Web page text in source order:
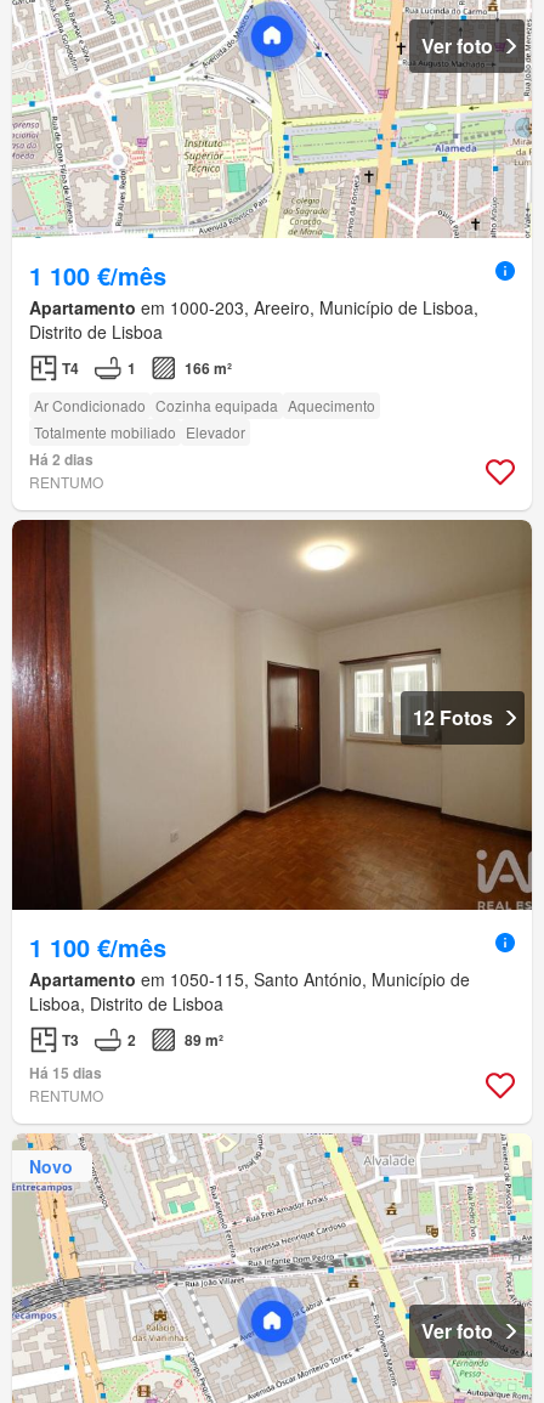
Ver foto
1 100 €/mês
Apartamento em 1000-203, Areeiro, Município de Lisboa,
Distrito de Lisboa
T4 1 166 m²
Ar Condicionado Cozinha equipada Aquecimento
Totalmente mobiliado Elevador
Há 2 dias
RENTUMO
12 Fotos
1 100 €/mês
Apartamento em 1050-115, Santo António, Município de
Lisboa, Distrito de Lisboa
T3 2
89 m²
Há 15 dias
RENTUMO
Novo
Ver foto